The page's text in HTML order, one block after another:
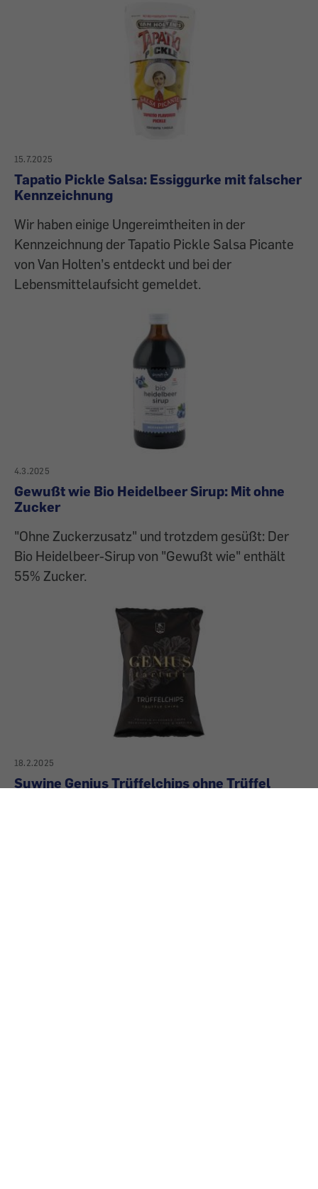
15.7.2025
Tapatio Pickle Salsa: Essiggurke mit falscher
Kennzeichnung
Wir haben einige Ungereimtheiten in der
Kennzeichnung der Tapatio Pickle Salsa Picante
von Van Holten’s entdeckt und bei der
Lebensmittelaufsicht gemeldet.
4.3.2025
Gewußt wie Bio Heidelbeer Sirup: Mit ohne
Zucker
"Ohne Zuckerzusatz" und trotzdem gesüßt: Der
Bio Heidelbeer-Sirup von "Gewußt wie" enthält
55% Zucker.
18.2.2025
Suwine Genius Trüffelchips ohne Trüffel